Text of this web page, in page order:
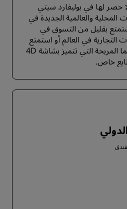
حصر لها في بوليفارد سيتي
المحلية والعالمية الجديدة في
بقليل من التسوق في
في العالم أو استمتع
بأحدث الأفلام في السينما المريحة التي تتميز بشاشة 4D
خاص.